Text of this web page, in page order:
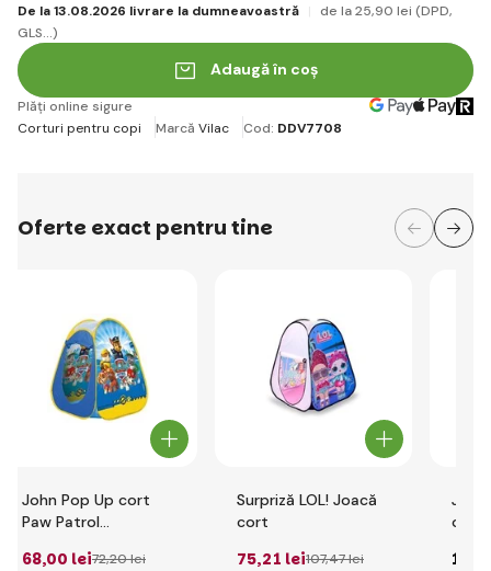
De la 13.08.2026 livrare la dumneavoastră de la 25,90 lei (DPD,
GLS...)
Adaugă în coș
Plăți online sigure
Corturi pentru copi
Marcă Vilac Cod: DDV7708
Oferte exact pentru tine
John Pop Up cort
Paw Patrol
68,00 lei72,20 lei
Surpriză LOL! Joacă
cort
75,21 lei107,47 lei
John
139